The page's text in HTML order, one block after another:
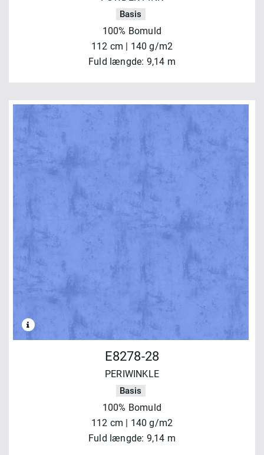
Basis
100% Bomuld
112 cm | 140 g/m2
Fuld længde: 9,14 m
E8278-28
PERIWINKLE
Basis
100% Bomuld
112 cm | 140 g/m2
Fuld længde: 9,14 m